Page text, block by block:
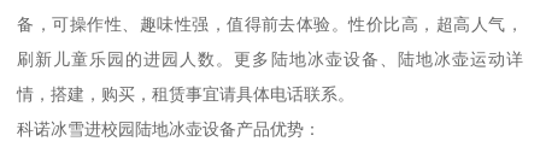
备，可操作性、趣味性强，值得前去体验。性价比高，超高人气，
刷新儿童乐园的进园人数。更多陆地冰壶设备、陆地冰壶运动详
情，搭建，购买，租赁事宜请具体电话联系。
科诺冰雪进校园陆地冰壶设备产品优势：